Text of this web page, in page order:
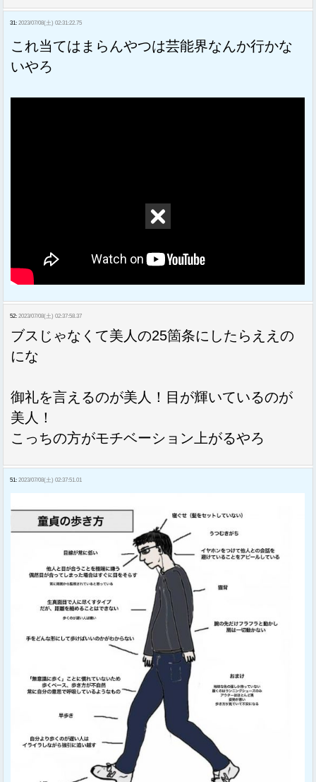
31: 2023/07/08(土) 02:31:22.75
これ当てはまらんやつは芸能界なんか行かな
いやろ
52: 2023/07/08(土) 02:37:58.37
ブスじゃなくて美人の25箇条にしたらええの
にな
御礼を言えるのが美人！目が輝いているのが
美人！
こっちの方がモチベーション上がるやろ
51: 2023/07/08(土) 02:37:51.01